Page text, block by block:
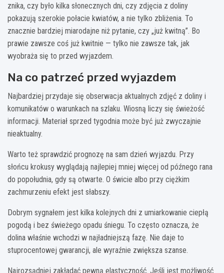
znika, czy było kilka słonecznych dni, czy zdjęcia z doliny
pokazują szerokie połacie kwiatów, a nie tylko zbliżenia. To
znacznie bardziej miarodajne niż pytanie, czy „już kwitną”. Bo
prawie zawsze coś już kwitnie — tylko nie zawsze tak, jak
wyobraża się to przed wyjazdem.
Na co patrzeć przed wyjazdem
Najbardziej przydaje się obserwacja aktualnych zdjęć z doliny i
komunikatów o warunkach na szlaku. Wiosną liczy się świeżość
informacji. Materiał sprzed tygodnia może być już zwyczajnie
nieaktualny.
Warto też sprawdzić prognozę na sam dzień wyjazdu. Przy
słońcu krokusy wyglądają najlepiej mniej więcej od późnego rana
do popołudnia, gdy są otwarte. O świcie albo przy ciężkim
zachmurzeniu efekt jest słabszy.
Dobrym sygnałem jest kilka kolejnych dni z umiarkowanie ciepłą
pogodą i bez świeżego opadu śniegu. To często oznacza, że
dolina właśnie wchodzi w najładniejszą fazę. Nie daje to
stuprocentowej gwarancji, ale wyraźnie zwiększa szanse.
Najrozsądniej zakładać pewną elastyczność. Jeśli jest możliwość